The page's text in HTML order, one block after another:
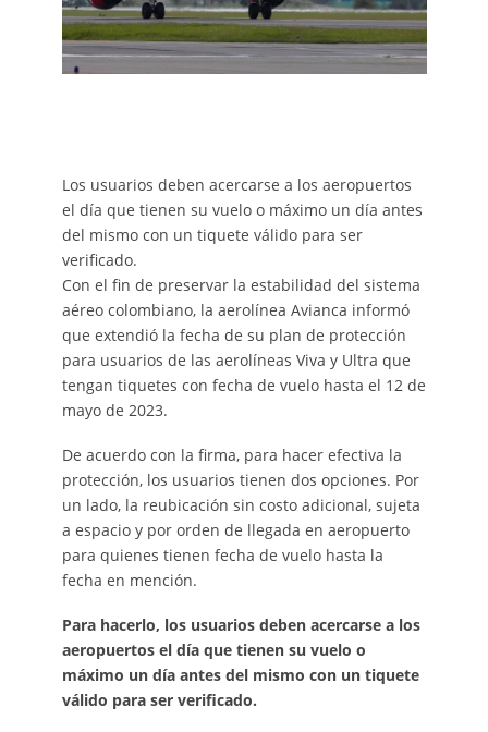
Los usuarios deben acercarse a los aeropuertos
el día que tienen su vuelo o máximo un día antes
del mismo con un tiquete válido para ser
verificado.
Con el fin de preservar la estabilidad del sistema
aéreo colombiano, la aerolínea Avianca informó
que extendió la fecha de su plan de protección
para usuarios de las aerolíneas Viva y Ultra que
tengan tiquetes con fecha de vuelo hasta el 12 de
mayo de 2023.
De acuerdo con la firma, para hacer efectiva la
protección, los usuarios tienen dos opciones. Por
un lado, la reubicación sin costo adicional, sujeta
a espacio y por orden de llegada en aeropuerto
para quienes tienen fecha de vuelo hasta la
fecha en mención.
Para hacerlo, los usuarios deben acercarse a los
aeropuertos el día que tienen su vuelo o
máximo un día antes del mismo con un tiquete
válido para ser verificado.